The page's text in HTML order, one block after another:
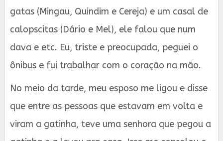
gatas (Mingau, Quindim e Cereja) e um casal de
calopscitas (Dário e Mel), ele falou que num
dava e etc. Eu, triste e preocupada, peguei o
ônibus e fui trabalhar com o coração na mão.
No meio da tarde, meu esposo me ligou e disse
que entre as pessoas que estavam em volta e
viram a gatinha, teve uma senhora que pegou a